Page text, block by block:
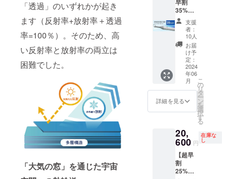
「透過」のいずれかが起き
ます（反射率+放射率＋透過
率=100％）。そのため、高
い反射率と放射率の両立は
困難でした。
「大気の窓」を通じた宇宙
が遅れ
る場合
があり
ます。
をお願
いいた
しま
す。 ※
ご注文
状況、
使用部
材の供
給状
況、製
造工程
合等に
より出
が遅れ
る場合
があり
ます。
885g 中
棒：
φ16ｍ
ｍアル
ミパイ
プ製 実
行直径
140cm
親受骨
φ4ｍ
ｍ、85
(FRP製)
８本骨
112cm
ハンド
ル 木製
ズンド
ウ（ス
トレー
んだ長
さ 約62
ｃｍ ハ
ンドル
ABS樹
脂
バイヤ
ス部：
ポリエ
ステル
100％
ラー：
シル
トロー
ズご愛
用者の
方には
おなじ
みの
態：手
開き長
傘 重
さ：約
383ｇ
中棒：
φ10ｍ
ｍアル
ミパイ
プ製／
実行直
径：約
84ｃｍ
ｍ、
47cm(F
RP製)8
本／畳
んだ長
さ 約62
ECOOL
日傘
（コン
パクト
タイ
プ）」
白×ピン
クを1本
お送り
しま
す。
［一般
販売予
35%OF
F］ 生
産国：
日本 形
態：手
開き長
早割
35%OF
F】
17,800
円（税
込、送
料込）
「SPAC
ECOOL
日傘
（コン
パクト
タイ
プ）」
白×グ
を宇宙
に逃が
す日傘
「SPAC
ECOOL
日傘
支援
者：
10人
お届
け予
定：
2024
年06
月
詳細を見る
こ
の
リ
タ
ー
ン
を
選
択
す
る
20,
600 円
在庫な
し
【超早
割
25%OF